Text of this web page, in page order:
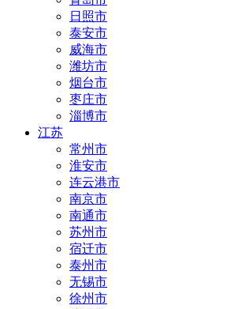
日照市
泰安市
威海市
潍坊市
烟台市
枣庄市
淄博市
江苏
常州市
淮安市
连云港市
南京市
南通市
苏州市
宿迁市
泰州市
无锡市
徐州市